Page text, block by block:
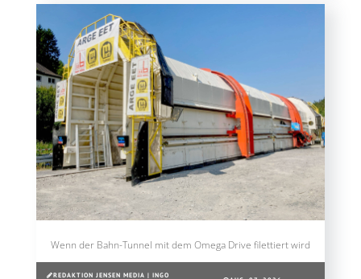
Wenn der Bahn-Tunnel mit dem Omega Drive filettiert wird
REDAKTION JENSEN MEDIA | INGO